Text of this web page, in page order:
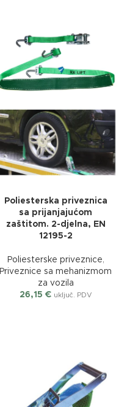
Poliesterska priveznica
sa prijanjajućom
zaštitom. 2-djelna, EN
12195-2
Poliesterske priveznice,
Priveznice sa mehanizmom
za vozila
26,15 € uključ. PDV